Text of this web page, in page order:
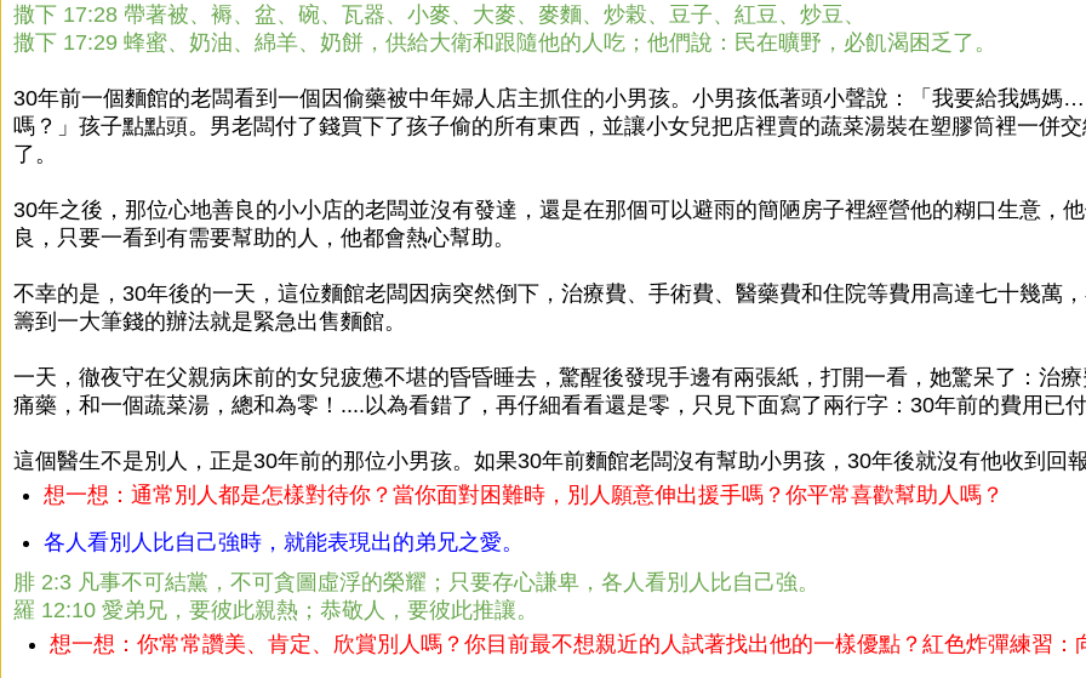
撒下 17:28 帶著被、褥、盆、碗、瓦器、小麥、大麥、麥麵、炒榖、豆子、紅豆、炒豆、
撒下 17:29 蜂蜜、奶油、綿羊、奶餅，供給大衛和跟隨他的人吃；他們說：民在曠野，必飢渴困乏了。
30年前一個麵館的老闆看到一個因偷藥被中年婦人店主抓住的小男孩。小男孩低著頭小聲說：「我要給我媽
嗎？」孩子點點頭。男老闆付了錢買下了孩子偷的所有東西，並讓小女兒把店裡賣的蔬菜湯裝在塑膠筒裡一併
了。
30年之後，那位心地善良的小小店的老闆並沒有發達，還是在那個可以避雨的簡陋房子裡經營他的糊口生意，
良，只要一看到有需要幫助的人，他都會熱心幫助。
不幸的是，30年後的一天，這位麵館老闆因病突然倒下，治療費、手術費、醫藥費和住院等費用高達七十幾萬
籌到一大筆錢的辦法就是緊急出售麵館。
一天，徹夜守在父親病床前的女兒疲憊不堪的昏昏睡去，驚醒後發現手邊有兩張紙，打開一看，她驚呆了：
痛藥，和一個蔬菜湯，總和為零！....以為看錯了，再仔細看看還是零，只見下面寫了兩行字：30年前的費用已
這個醫生不是別人，正是30年前的那位小男孩。如果30年前麵館老闆沒有幫助小男孩，30年後就沒有他收到回報
想一想：通常別人都是怎樣對待你？當你面對困難時，別人願意伸出援手嗎？你平常喜歡幫助人嗎？
各人看別人比自己強時，就能表現出的弟兄之愛。
腓 2:3 凡事不可結黨，不可貪圖虛浮的榮耀；只要存心謙卑，各人看別人比自己強。
羅 12:10 愛弟兄，要彼此親熱；恭敬人，要彼此推讓。
想一想：你常常讚美、肯定、欣賞別人嗎？你目前最不想親近的人試著找出他的一樣優點？紅色炸彈練習：